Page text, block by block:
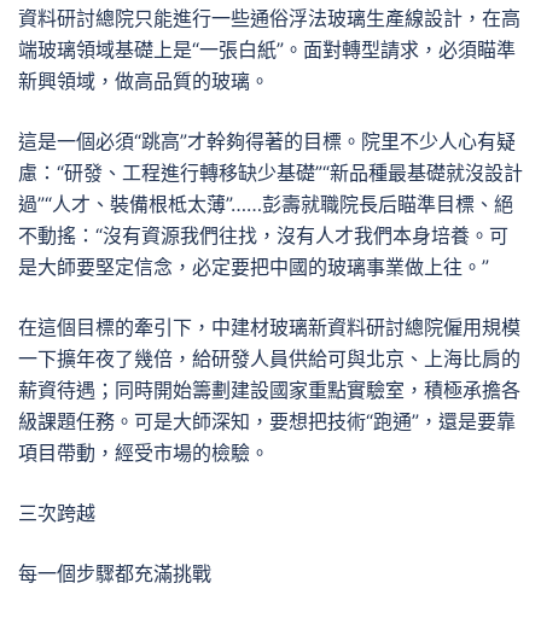
資料研討總院只能進行一些通俗浮法玻璃生產線設計，在高
端玻璃領域基礎上是“一張白紙”。面對轉型請求，必須瞄準
新興領域，做高品質的玻璃。
這是一個必須“跳高”才幹夠得著的目標。院里不少人心有疑
慮：“研發、工程進行轉移缺少基礎”“新品種最基礎就沒設計
過”“人才、裝備根柢太薄”……彭壽就職院長后瞄準目標、絕
不動搖：“沒有資源我們往找，沒有人才我們本身培養。可
是大師要堅定信念，必定要把中國的玻璃事業做上往。”
在這個目標的牽引下，中建材玻璃新資料研討總院僱用規模
一下擴年夜了幾倍，給研發人員供給可與北京、上海比肩的
薪資待遇；同時開始籌劃建設國家重點實驗室，積極承擔各
級課題任務。可是大師深知，要想把技術“跑通”，還是要靠
項目帶動，經受市場的檢驗。
三次跨越
每一個步驟都充滿挑戰